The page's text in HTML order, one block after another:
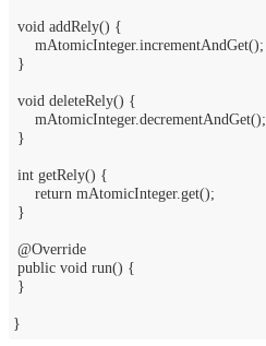
void addRely() {
mAtomicInteger.incrementAndGet();
}
void deleteRely() {
mAtomicInteger.decrementAndGet();
}
int getRely() {
return mAtomicInteger.get();
}
@Override
public void run() {
}
}